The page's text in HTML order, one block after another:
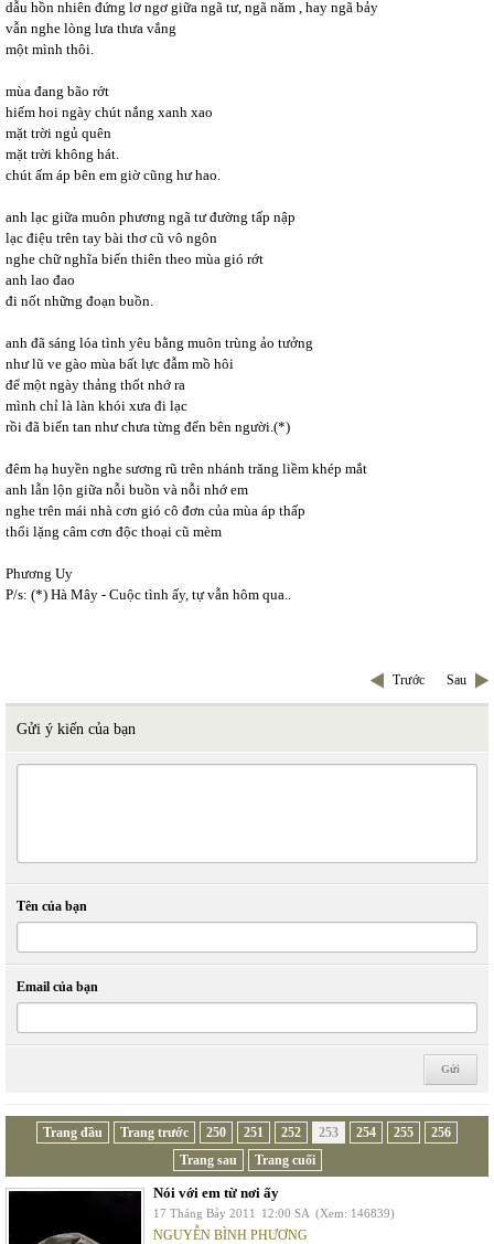
dẫu hồn nhiên đứng lơ ngơ giữa ngã tư, ngã năm , hay ngã bảy
vẫn nghe lòng lưa thưa vắng
một mình thôi.
mùa đang bão rớt
hiếm hoi ngày chút nắng xanh xao
mặt trời ngủ quên
mặt trời không hát.
chút ấm áp bên em giờ cũng hư hao.
anh lạc giữa muôn phương ngã tư đường tấp nập
lạc điệu trên tay bài thơ cũ vô ngôn
nghe chữ nghĩa biến thiên theo mùa gió rớt
anh lao đao
đi nốt những đoạn buồn.
anh đã sáng lóa tình yêu bằng muôn trùng ảo tưởng
như lũ ve gào mùa bất lực đẫm mồ hôi
để một ngày thảng thốt nhớ ra
mình chỉ là làn khói xưa đi lạc
rồi đã biến tan như chưa từng đến bên người.(*)
đêm hạ huyền nghe sương rũ trên nhánh trăng liềm khép mắt
anh lẫn lộn giữa nỗi buồn và nỗi nhớ em
nghe trên mái nhà cơn gió cô đơn của mùa áp thấp
thổi lặng câm cơn độc thoại cũ mèm
Phương Uy
P/s: (*) Hà Mây - Cuộc tình ấy, tự vẫn hôm qua..
Trước Sau
Gửi ý kiến của bạn
Tên của bạn
Email của bạn
Trang đầu Trang trước 250 251 252 253 254 255
256
Trang sau
Trang cuối
Nói với em từ nơi ấy
17 Tháng Bảy 2011 12:00 SA (Xem: 146839)
NGUYỄN BÌNH PHƯƠNG